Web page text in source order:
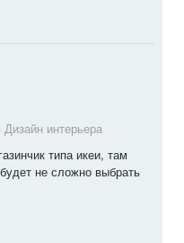
Дизайн интерьера
типа икеи, там
не сложно выбрать